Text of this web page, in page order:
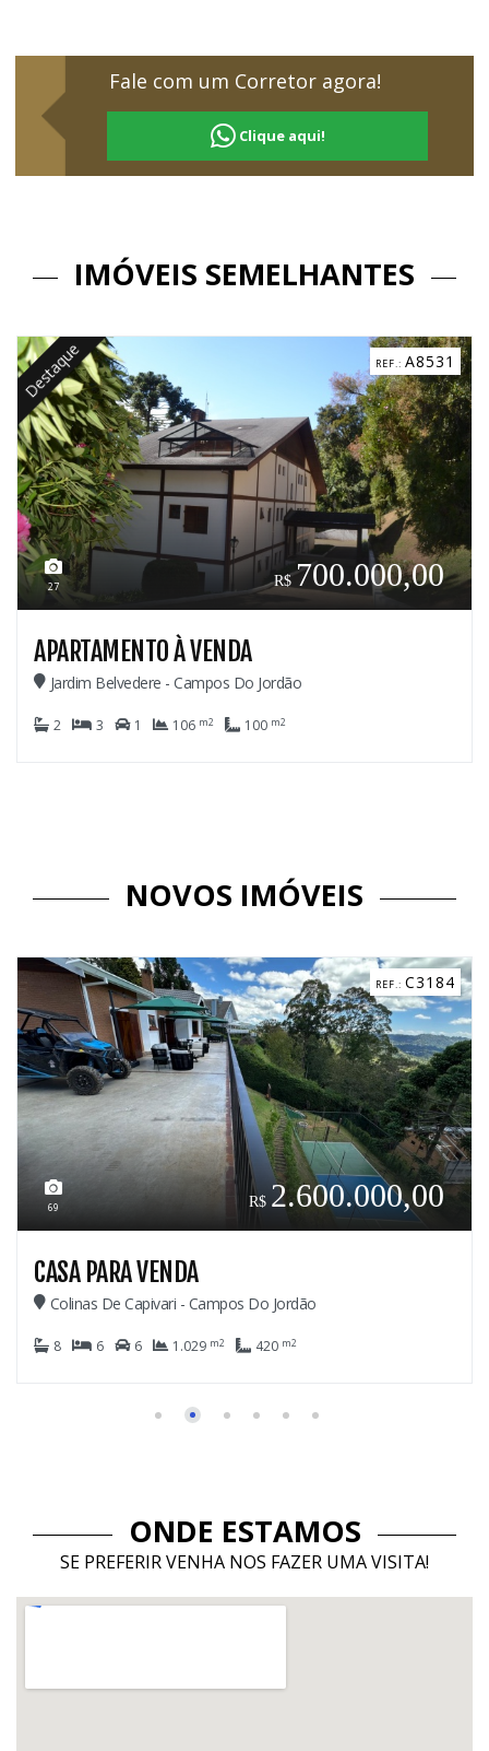
Fale com um Corretor agora!
Clique aqui!
IMÓVEIS SEMELHANTES
Destaque A8531
700.000,00
27
APARTAMENTO À VENDA
Jardim Belvedere - Campos Do Jordão
2 3 1 106 m2 100 m2
NOVOS IMÓVEIS
C3184
2.600.000,00
69
CASA PARA VENDA
Colinas De Capivari - Campos Do Jordão
8 6 6 1.029 m2 420 m2
ONDE ESTAMOS
SE PREFERIR VENHA NOS FAZER UMA VISITA!